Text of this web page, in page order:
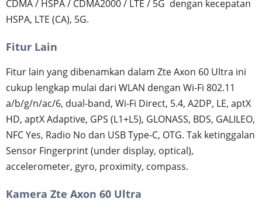
CDMA / HSPA / CDMA2000 / LTE / 5G dengan kecepatan
HSPA, LTE (CA), 5G.
Fitur Lain
Fitur lain yang dibenamkan dalam Zte Axon 60 Ultra ini
cukup lengkap mulai dari WLAN dengan Wi-Fi 802.11
a/b/g/n/ac/6, dual-band, Wi-Fi Direct, 5.4, A2DP, LE, aptX
HD, aptX Adaptive, GPS (L1+L5), GLONASS, BDS, GALILEO,
NFC Yes, Radio No dan USB Type-C, OTG. Tak ketinggalan
Sensor Fingerprint (under display, optical),
accelerometer, gyro, proximity, compass.
Kamera Zte Axon 60 Ultra